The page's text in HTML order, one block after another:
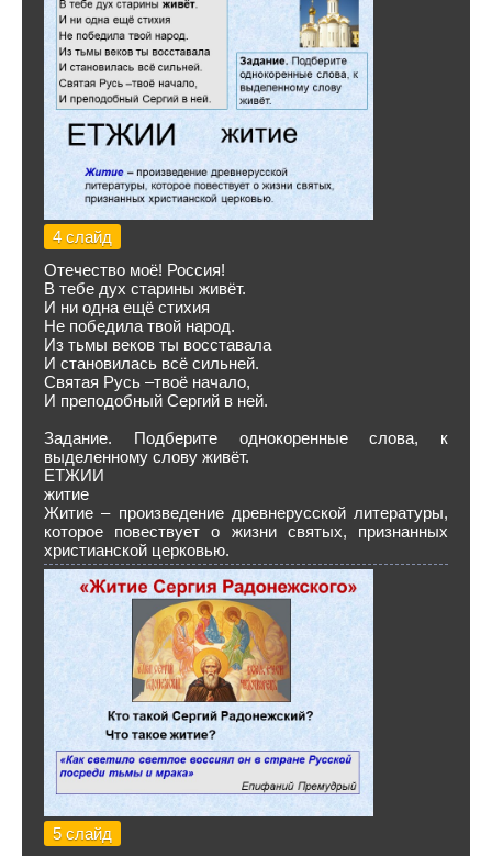
4 слайд
Отечество моё! Россия!
В тебе дух старины живёт.
И ни одна ещё стихия
Не победила твой народ.
Из тьмы веков ты восставала
И становилась всё сильней.
Святая Русь –твоё начало,
И преподобный Сергий в ней.
Задание. Подберите однокоренные слова, к
выделенному слову живёт.
ЕТЖИИ
житие
Житие – произведение древнерусской литературы,
которое повествует о жизни святых, признанных
христианской церковью.
5 слайд